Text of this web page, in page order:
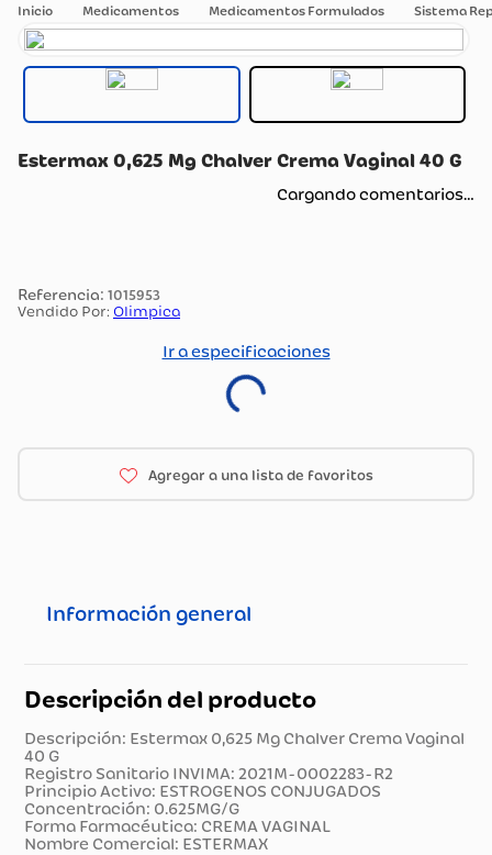
Medicamentos Medicamentos Formulados Sistema
Estermax 0,625 Mg Chalver Crema Vaginal 40 G
Cargando comentarios…
: 1015953
Vendido Por: Olimpica
Ir a especificaciones
Información general
Descripción del producto
Descripción: Estermax 0,625 Mg Chalver Crema Vaginal
40 G
Registro Sanitario INVIMA: 2021M-0002283-R2
Principio Activo: ESTROGENOS CONJUGADOS
Concentración: 0.625MG/G
Forma Farmacéutica: CREMA VAGINAL
Nombre Comercial: ESTERMAX